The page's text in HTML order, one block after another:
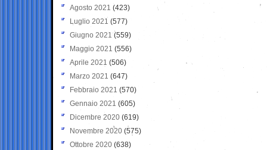
Agosto 2021 (423)
Luglio 2021 (577)
Giugno 2021(559)
Maggio 2021 (556)
Aprile 2021 (506)
Marzo 2021 (647)
Febbraio 2021 (570)
Gennaio 2021 (605)
Dicembre 2020 (619)
Novembre 2020 (575)
Ottobre 2020 (638)